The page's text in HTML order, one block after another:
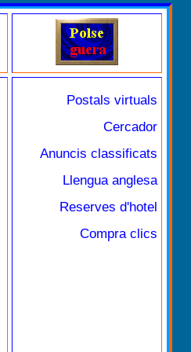
Postals virtuals
Cercador
Anuncis classificats
Llengua anglesa
Reserves d'hotel
Compra clics